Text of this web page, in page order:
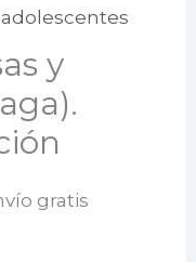
y
gratis